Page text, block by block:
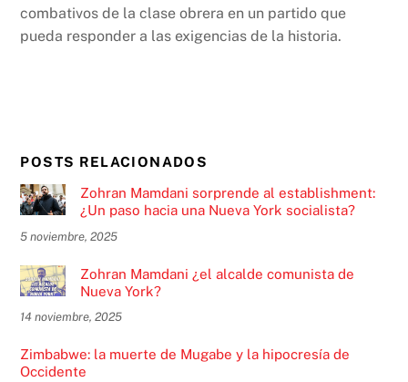
combativos de la clase obrera en un partido que
pueda responder a las exigencias de la historia.
POSTS RELACIONADOS
Zohran Mamdani sorprende al establishment:
¿Un paso hacia una Nueva York socialista?
5 noviembre, 2025
Zohran Mamdani ¿el alcalde comunista de
Nueva York?
14 noviembre, 2025
Zimbabwe: la muerte de Mugabe y la hipocresía de
Occidente